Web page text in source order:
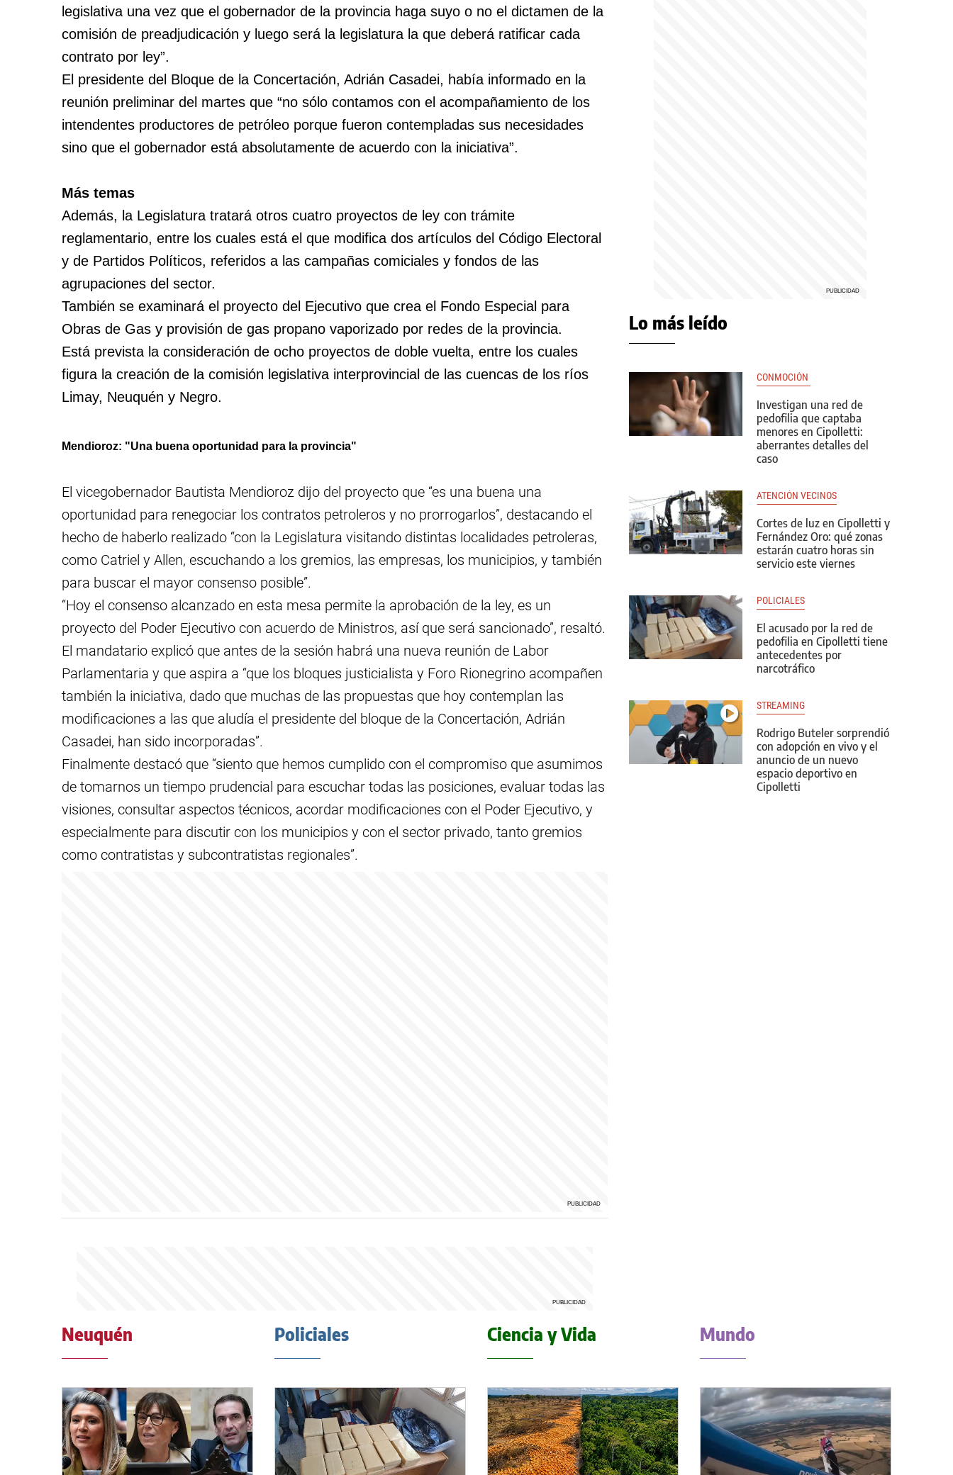
legislativa una vez que el gobernador de la provincia haga suyo o no el dictamen de la
comisión de preadjudicación y luego será la legislatura la que deberá ratificar cada
contrato por ley”.
El presidente del Bloque de la Concertación, Adrián Casadei, había informado en la
reunión preliminar del martes que “no sólo contamos con el acompañamiento de los
intendentes productores de petróleo porque fueron contempladas sus necesidades
sino que el gobernador está absolutamente de acuerdo con la iniciativa”.
Más temas
Además, la Legislatura tratará otros cuatro proyectos de ley con trámite
reglamentario, entre los cuales está el que modifica dos artículos del Código Electoral
y de Partidos Políticos, referidos a las campañas comiciales y fondos de las
agrupaciones del sector.
También se examinará el proyecto del Ejecutivo que crea el Fondo Especial para
Obras de Gas y provisión de gas propano vaporizado por redes de la provincia.
Está prevista la consideración de ocho proyectos de doble vuelta, entre los cuales
figura la creación de la comisión legislativa interprovincial de las cuencas de los ríos
Limay, Neuquén y Negro.
Mendioroz: "Una buena oportunidad para la provincia"
El vicegobernador Bautista Mendioroz dijo del proyecto que “es una buena una
oportunidad para renegociar los contratos petroleros y no prorrogarlos”, destacando el
hecho de haberlo realizado “con la Legislatura visitando distintas localidades petroleras,
como Catriel y Allen, escuchando a los gremios, las empresas, los municipios, y también
para buscar el mayor consenso posible”.
“Hoy el consenso alcanzado en esta mesa permite la aprobación de la ley, es un
proyecto del Poder Ejecutivo con acuerdo de Ministros, así que será sancionado”, resaltó.
El mandatario explicó que antes de la sesión habrá una nueva reunión de Labor
Parlamentaria y que aspira a “que los bloques justicialista y Foro Rionegrino acompañen
también la iniciativa, dado que muchas de las propuestas que hoy contemplan las
modificaciones a las que aludía el presidente del bloque de la Concertación, Adrián
Casadei, han sido incorporadas”.
Finalmente destacó que “siento que hemos cumplido con el compromiso que asumimos
de tomarnos un tiempo prudencial para escuchar todas las posiciones, evaluar todas las
visiones, consultar aspectos técnicos, acordar modificaciones con el Poder Ejecutivo, y
especialmente para discutir con los municipios y con el sector privado, tanto gremios
como contratistas y subcontratistas regionales”.
Lo más leído
CONMOCIÓN
Investigan una red de
pedofilia que captaba
menores en Cipolletti:
aberrantes detalles del
caso
ATENCIÓN VECINOS
Cortes de luz en Cipolletti y
Fernández Oro: qué zonas
estarán cuatro horas sin
servicio este viernes
POLICIALES
El acusado por la red de
pedofilia en Cipolletti tiene
antecedentes por
narcotráfico
STREAMING
Rodrigo Buteler sorprendió
con adopción en vivo y el
anuncio de un nuevo
espacio deportivo en
Cipolletti
Neuquén Policiales Ciencia y Vida Mundo